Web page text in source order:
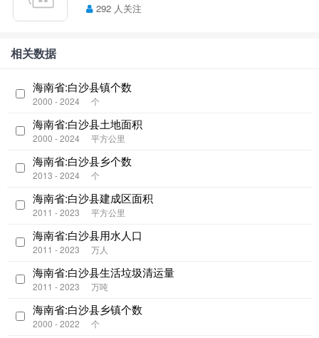
292 人关注
相关数据
海南省:白沙县镇个数
2000 - 2024 个
海南省:白沙县土地面积
2000 - 2024 平方公里
海南省:白沙县乡个数
2013 - 2024 个
海南省:白沙县建成区面积
2011 - 2023 平方公里
海南省:白沙县用水人口
2011 - 2023 万人
海南省:白沙县生活垃圾清运量
2011 - 2023 万吨
海南省:白沙县乡镇个数
2000 - 2022 个